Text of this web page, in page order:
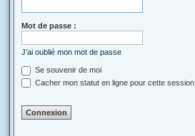
Mot de passe :
J’ai oublié mon mot de passe
Se souvenir de moi
Cacher mon statut en ligne pour cette session